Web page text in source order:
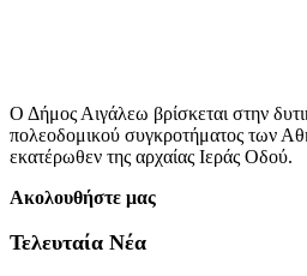
Ο Δήμος Αιγάλεω βρίσκεται στην
πολεοδομικού συγκροτήματος των
εκατέρωθεν της αρχαίας Ιεράς Οδού.
Ακολουθήστε μας
Τελευταία Νέα